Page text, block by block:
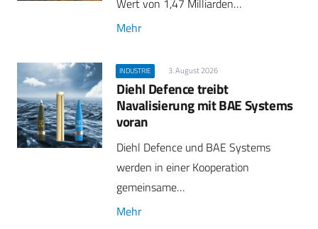
Wert von 1,47 Milliarden…
Mehr
INDUSTRIE 3. August 2026
Diehl Defence treibt
Navalisierung mit BAE Systems
voran
Diehl Defence und BAE Systems
werden in einer Kooperation
gemeinsame…
Mehr